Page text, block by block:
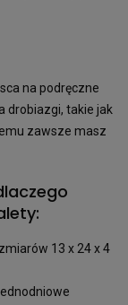
na podręczne
drobiazgi, takie jak
zawsze masz
13 x 24 x 4